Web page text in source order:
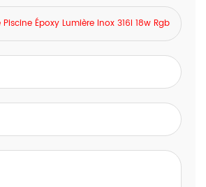
Piscine Époxy Lumière Inox 316l 18w Rgb